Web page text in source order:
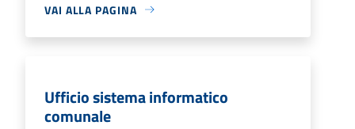
VAI ALLA PAGINA
Ufficio sistema informatico
comunale